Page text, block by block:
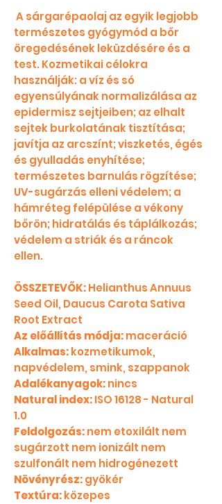
A sárgarépaolaj az egyik legjobb
természetes gyógymód a bőr
öregedésének leküzdésére és a
test. Kozmetikai célokra
használják: a víz és só
egyensúlyának normalizálása az
epidermisz sejtjeiben; az elhalt
sejtek burkolatának tisztítása;
javítja az arcszínt; viszketés, égés
és gyulladás enyhítése;
természetes barnulás rögzítése;
UV-sugárzás elleni védelem; a
hámréteg felépülése a vékony
bőrön; hidratálás és táplálkozás;
védelem a striák és a ráncok
ellen.
ÖSSZETEVŐK:Helianthus Annuus
Seed Oil, Daucus Carota Sativa
Root Extract
Az előállítás módja:maceráció
Alkalmas:kozmetikumok,
napvédelem, smink, szappanok
Adalékanyagok:nincs
Natural index:ISO 16128 - Natural
1.0
Feldolgozás:nem etoxilált nem
sugárzott nem ionizált nem
szulfonált nem hidrogénezett
Növényrész:gyökér
Textúra:közepes